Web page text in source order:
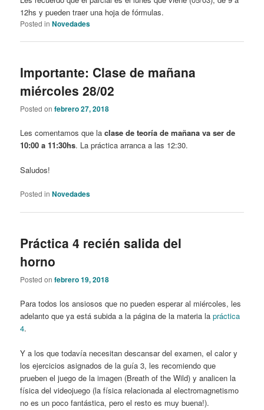
12hs y pueden traer una hoja de fórmulas.
Posted in Novedades
Importante: Clase de mañana
miércoles 28/02
Posted onfebrero 27, 2018
Les comentamos que laclase de teoría de mañana va ser de
10:00 a 11:30hs. La práctica arranca a las 12:30.
Saludos!
Posted in Novedades
Práctica 4 recién salida del
horno
Posted onfebrero 19, 2018
Para todos los ansiosos que no pueden esperar al miércoles, les
adelanto que ya está subida a la página de la materia lapráctica
4.
Y a los que todavía necesitan descansar del examen, el calor y
los ejercicios asignados de la guía 3, les recomiendo que
prueben el juego de la imagen (Breath of the Wild) y analicen la
física del videojuego (la física relacionada al electromagnetismo
no es un poco fantástica, pero el resto es muy buena!).